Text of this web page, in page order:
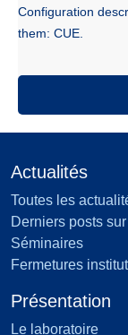
Configuration
them: CUE.
Actualités
Toutes les
Derniers posts
Séminaires
Fermetures
Présentation
Le laboratoire